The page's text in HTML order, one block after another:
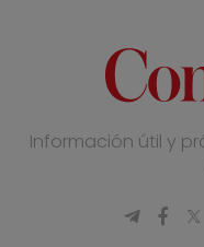
Información útil y